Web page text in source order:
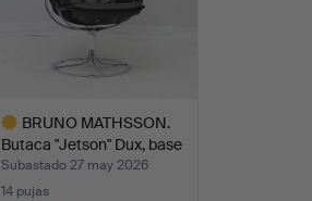
BRUNO MATHSSON.
Butaca "Jetson" Dux, base
…
Subastado 27 may 2026
14 pujas